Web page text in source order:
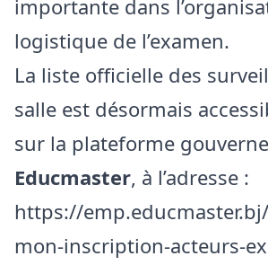
importante dans
logistique de l’examen.
La liste officielle des
salle est désormais
sur la plateforme
Educmaster, à l’adresse :
https://
mon-inscription-acteurs-